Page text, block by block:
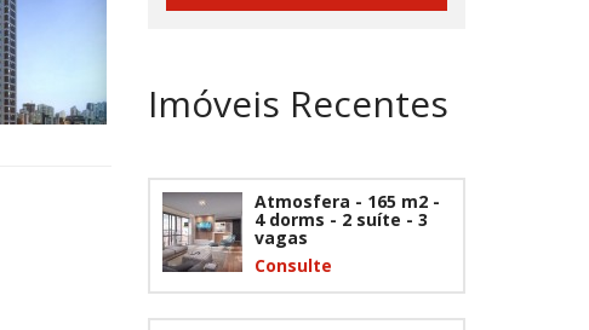
Imóveis Recentes
Atmosfera - 165 m2 -
4 dorms - 2 suíte - 3
vagas
Consulte